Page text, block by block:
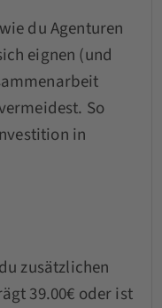
du Agenturen
eignen (und
So
in
zusätzlichen
39.00€ oder ist